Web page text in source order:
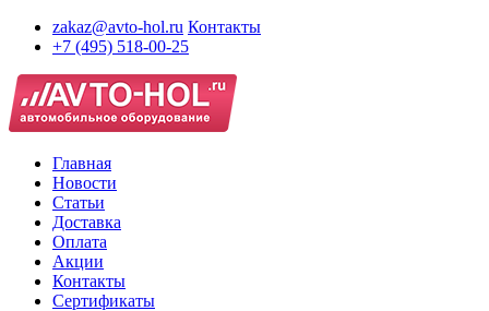
zakaz@avto-hol.ru Контакты
+7 (495) 518-00-25
Главная
Новости
Статьи
Доставка
Оплата
Акции
Контакты
Сертификаты